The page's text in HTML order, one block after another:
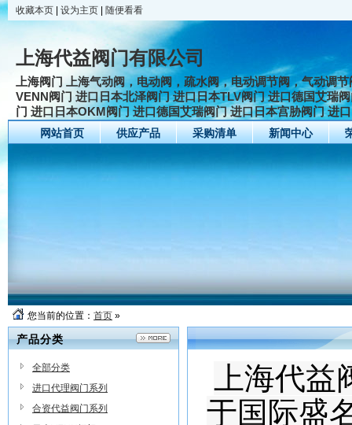
收藏本页 设为主页 随便看看
上海代益阀门有限公司
上海阀门 上海气动阀，电动阀，疏水阀，电动调节阀，气动调
VENN阀门 进口日本北泽阀门 进口日本TLV阀门 进口德国艾瑞
门 进口日本OKM阀门 进口德国艾瑞阀门 进口日本宫胁阀门 进
网站首页 供应产品 采购清单 新闻中心
您当前的位置： 首页 »
产品分类
全部分类
进口代理阀门系列
合资代益阀门系列
上海代
于国际盛